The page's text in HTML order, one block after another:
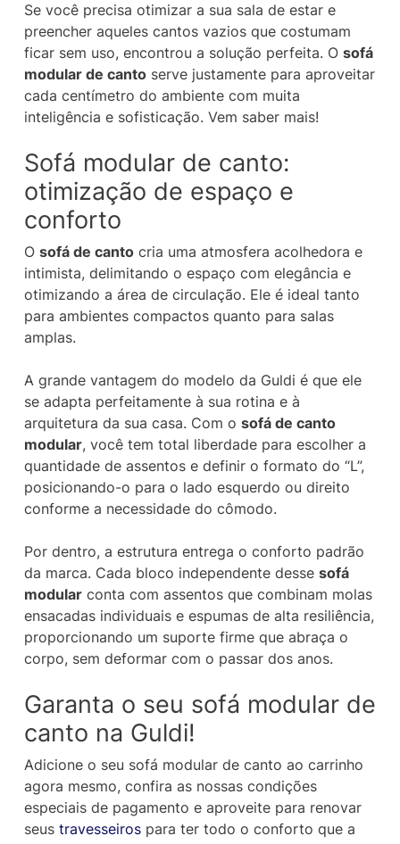
Se você precisa otimizar a sua sala de estar e
preencher aqueles cantos vazios que costumam
ficar sem uso, encontrou a solução perfeita. O sofá
modular de cantoserve justamente para aproveitar
cada centímetro do ambiente com muita
inteligência e sofisticação. Vem saber mais!
Sofá modular de canto:
otimização de espaço e
conforto
O sofá de cantocria uma atmosfera acolhedora e
intimista, delimitando o espaço com elegância e
otimizando a área de circulação. Ele é ideal tanto
para ambientes compactos quanto para salas
amplas.
A grande vantagem do modelo da Guldi é que ele
se adapta perfeitamente à sua rotina e à
arquitetura da sua casa. Com o sofá de canto
modular, você tem total liberdade para escolher a
quantidade de assentos e definir o formato do “L”,
posicionando-o para o lado esquerdo ou direito
conforme a necessidade do cômodo.
Por dentro, a estrutura entrega o conforto padrão
da marca. Cada bloco independente desse sofá
modularconta com assentos que combinam molas
ensacadas individuais e espumas de alta resiliência,
proporcionando um suporte firme que abraça o
corpo, sem deformar com o passar dos anos.
Garanta o seu sofá modular de
canto na Guldi!
Adicione o seu sofá modular de canto ao carrinho
agora mesmo, confira as nossas condições
especiais de pagamento e aproveite para renovar
seus travesseirospara ter todo o conforto que a